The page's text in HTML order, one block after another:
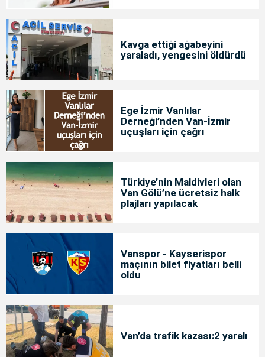
Kavga ettiği ağabeyini
yaraladı, yengesini öldürdü
Ege İzmir Vanlılar
Derneği’nden Van-İzmir
uçuşları için çağrı
Türkiye’nin Maldivleri olan
Van Gölü’ne ücretsiz halk
plajları yapılacak
Vanspor - Kayserispor
maçının bilet fiyatları belli
oldu
Van’da trafik kazası:2 yaralı